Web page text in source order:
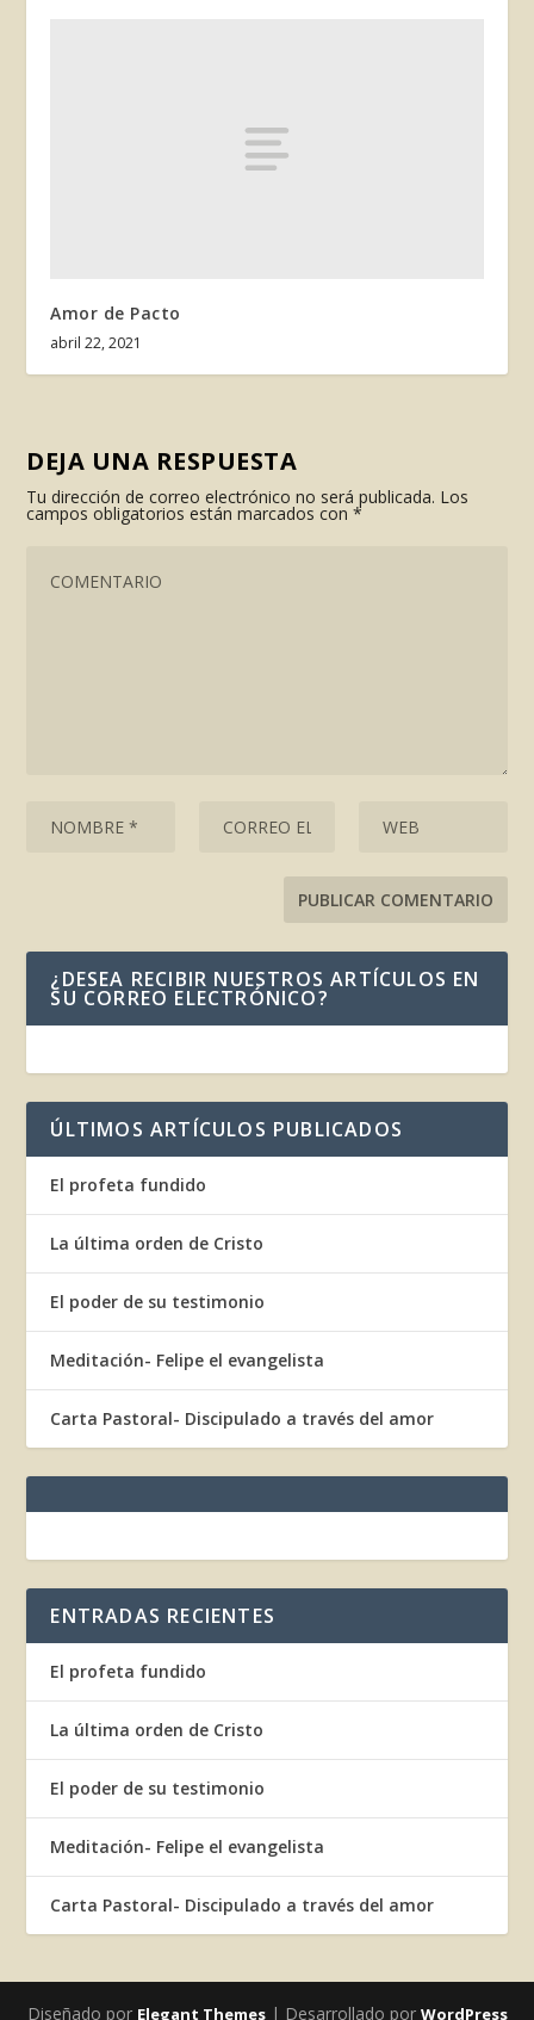
Amor de Pacto
abril 22, 2021
DEJA UNA RESPUESTA
Tu dirección de correo electrónico no será publicada. Los
campos obligatorios están marcados con*
¿DESEA RECIBIR NUESTROS ARTÍCULOS EN
SU CORREO ELECTRÓNICO?
ÚLTIMOS ARTÍCULOS PUBLICADOS
El profeta fundido
La última orden de Cristo
El poder de su testimonio
Meditación- Felipe el evangelista
Carta Pastoral- Discipulado a través del amor
ENTRADAS RECIENTES
El profeta fundido
La última orden de Cristo
El poder de su testimonio
Meditación- Felipe el evangelista
Carta Pastoral- Discipulado a través del amor
Diseñado por Elegant Themes| Desarrollado por WordPress